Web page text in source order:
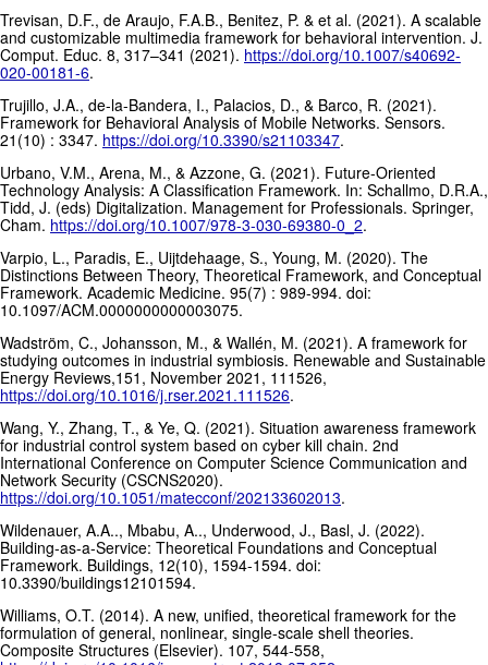
Trevisan, D.F., de Araujo, F.A.B., Benitez, P. & et al. (2021). A scalable
and customizable multimedia framework for behavioral intervention. J.
Comput. Educ. 8, 317–341 (2021). https://doi.org/10.1007/s40692-
020-00181-6.
Trujillo, J.A., de-la-Bandera, I., Palacios, D., & Barco, R. (2021).
Framework for Behavioral Analysis of Mobile Networks. Sensors.
21(10) : 3347. https://doi.org/10.3390/s21103347.
Urbano, V.M., Arena, M., & Azzone, G. (2021). Future-Oriented
Technology Analysis: A Classification Framework. In: Schallmo, D.R.A.,
Tidd, J. (eds) Digitalization. Management for Professionals. Springer,
Cham. https://doi.org/10.1007/978-3-030-69380-0_2.
Varpio, L., Paradis, E., Uijtdehaage, S., Young, M. (2020). The
Distinctions Between Theory, Theoretical Framework, and Conceptual
Framework. Academic Medicine. 95(7) : 989-994. doi:
10.1097/ACM.0000000000003075.
Wadström, C., Johansson, M., & Wallén, M. (2021). A framework for
studying outcomes in industrial symbiosis. Renewable and Sustainable
Energy Reviews,151, November 2021, 111526,
https://doi.org/10.1016/j.rser.2021.111526.
Wang, Y., Zhang, T., & Ye, Q. (2021). Situation awareness framework
for industrial control system based on cyber kill chain. 2nd
International Conference on Computer Science Communication and
Network Security (CSCNS2020).
https://doi.org/10.1051/matecconf/202133602013.
Wildenauer, A.A.., Mbabu, A.., Underwood, J., Basl, J. (2022).
Building-as-a-Service: Theoretical Foundations and Conceptual
Framework. Buildings, 12(10), 1594-1594. doi:
10.3390/buildings12101594.
Williams, O.T. (2014). A new, unified, theoretical framework for the
formulation of general, nonlinear, single-scale shell theories.
Composite Structures (Elsevier). 107, 544-558,